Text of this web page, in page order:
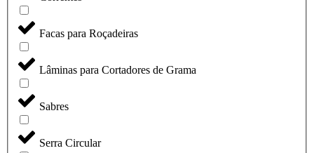
Facas para Roçadeiras
Lâminas para Cortadores de Grama
Sabres
Serra Circular